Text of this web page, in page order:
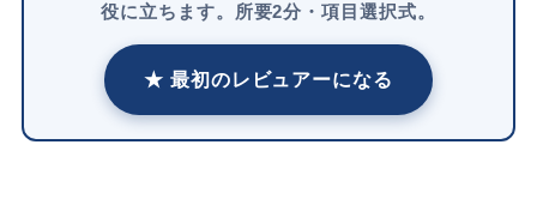
役に立ちます。所要2分・項目選択式。
★ 最初のレビュアーになる